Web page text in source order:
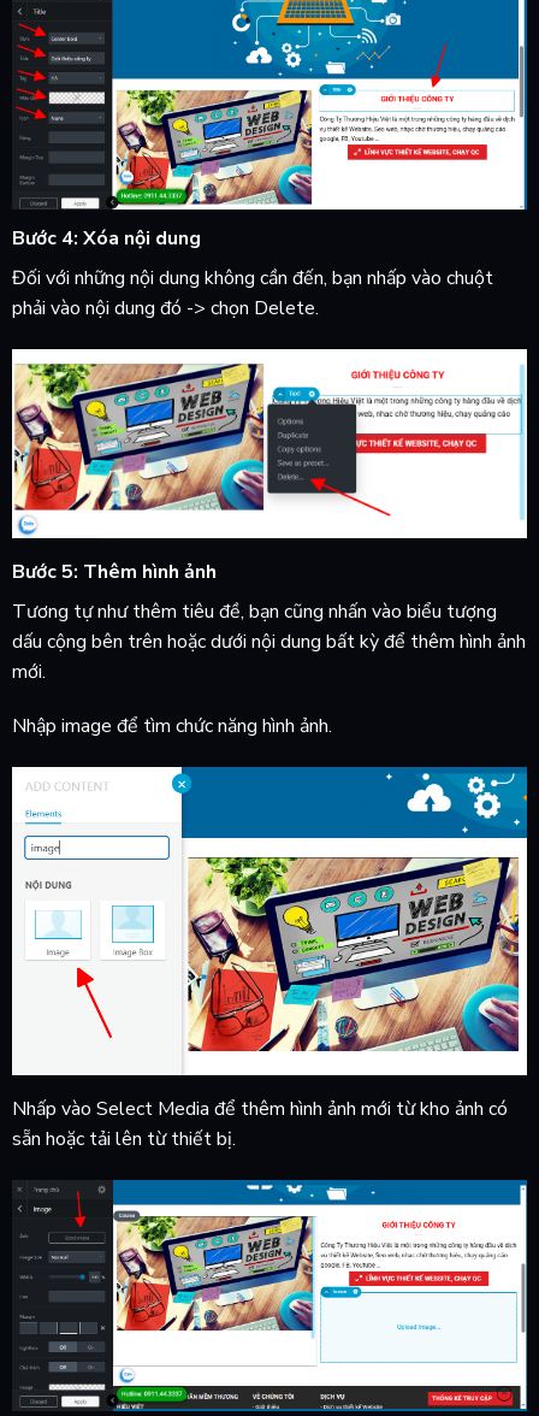
Bước 4: Xóa nội dung
Đối với những nội dung không cần đến, bạn nhấp vào chuột
phải vào nội dung đó -> chọn Delete.
Bước 5: Thêm hình ảnh
Tương tự như thêm tiêu đề, bạn cũng nhấn vào biểu tượng
dấu cộng bên trên hoặc dưới nội dung bất kỳ để thêm hình ảnh
mới.
Nhập image để tìm chức năng hình ảnh.
Nhấp vào Select Media để thêm hình ảnh mới từ kho ảnh có
sẵn hoặc tải lên từ thiết bị.